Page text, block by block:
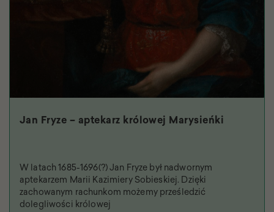
Jan Fryze – aptekarz królowej Marysieńki
W latach 1685-1696(?) Jan Fryze był nadwornym
aptekarzem Marii Kazimiery Sobieskiej. Dzięki
zachowanym rachunkom możemy prześledzić
dolegliwości królowej